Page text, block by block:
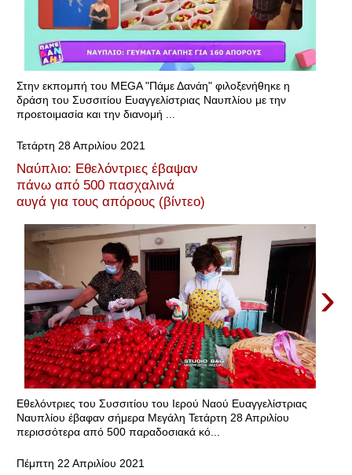
Στην εκπομπή του MEGA "Πάμε Δανάη" φιλοξενήθηκε η
δράση του Συσσιτίου Ευαγγελίστριας Ναυπλίου με την
προετοιμασία και την διανομή ...
Τετάρτη 28 Απριλίου 2021
Ναύπλιο: Εθελόντριες έβαψαν
πάνω από 500 πασχαλινά
αυγά για τους απόρους (βίντεο)
›
Εθελόντριες του Συσσιτίου του Ιερού Ναού Ευαγγελίστριας
Ναυπλίου έβαφαν σήμερα Μεγάλη Τετάρτη 28 Απριλίου
περισσότερα από 500 παραδοσιακά κό...
Πέμπτη 22 Απριλίου 2021